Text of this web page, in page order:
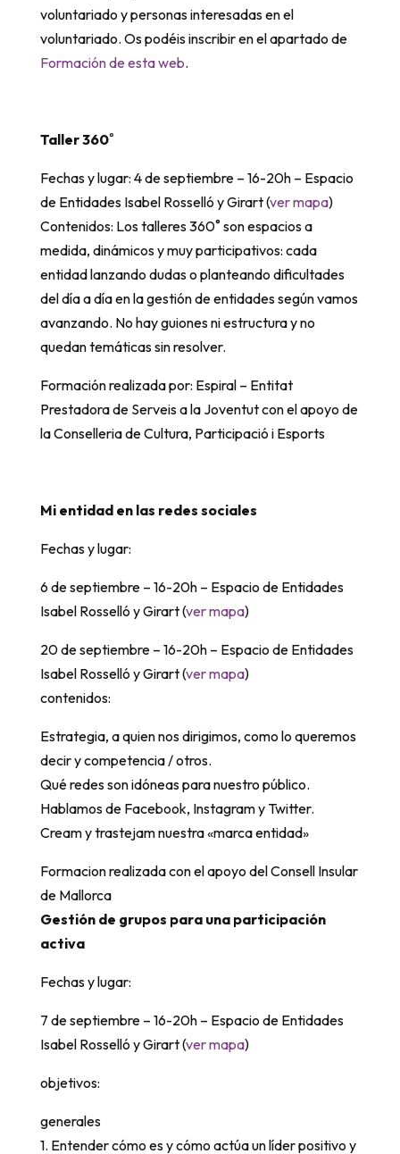
voluntariado y personas interesadas en el
voluntariado. Os podéis inscribir en el apartado de
Formación de esta web.
Taller 360˚
Fechas y lugar: 4 de septiembre – 16-20h – Espacio
de Entidades Isabel Rosselló y Girart (ver mapa)
Contenidos: Los talleres 360˚ son espacios a
medida, dinámicos y muy participativos: cada
entidad lanzando dudas o planteando dificultades
del día a día en la gestión de entidades según vamos
avanzando. No hay guiones ni estructura y no
quedan temáticas sin resolver.
Formación realizada por: Espiral – Entitat
Prestadora de Serveis a la Joventut con el apoyo de
la Conselleria de Cultura, Participació i Esports
Mi entidad en las redes sociales
Fechas y lugar:
6 de septiembre – 16-20h – Espacio de Entidades
Isabel Rosselló y Girart (ver mapa)
20 de septiembre – 16-20h – Espacio de Entidades
Isabel Rosselló y Girart (ver mapa)
contenidos:
Estrategia, a quien nos dirigimos, como lo queremos
decir y competencia / otros.
Qué redes son idóneas para nuestro público.
Hablamos de Facebook, Instagram y Twitter.
Cream y trastejam nuestra «marca entidad»
Formacion realizada con el apoyo del Consell Insular
de Mallorca
Gestión de grupos para una participación
activa
Fechas y lugar:
7 de septiembre – 16-20h – Espacio de Entidades
Isabel Rosselló y Girart (ver mapa)
objetivos:
generales
1. Entender cómo es y cómo actúa un líder positivo y